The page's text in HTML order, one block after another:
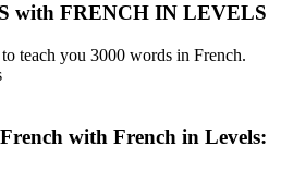
with FRENCH IN LEVELS
teach you 3000 words in French.
with French in Levels: